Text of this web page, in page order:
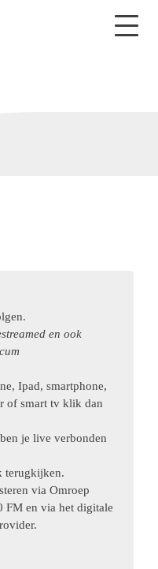
en ook
Ipad, smartphone,
of smart tv klik dan
je live verbonden
terugkijken.
via Omroep
FM en via het digitale